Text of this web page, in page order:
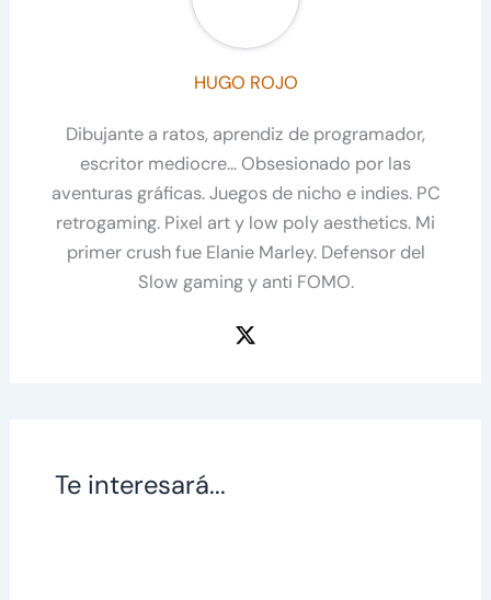
HUGO ROJO
Dibujante a ratos, aprendiz de programador,
escritor mediocre... Obsesionado por las
aventuras gráficas. Juegos de nicho e indies. PC
retrogaming. Pixel art y low poly aesthetics. Mi
primer crush fue Elanie Marley. Defensor del
Slow gaming y anti FOMO.
Te interesará...